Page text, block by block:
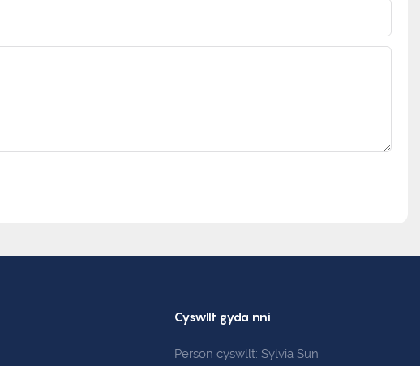
Cyswllt gyda nni
Person cyswllt: Sylvia Sun